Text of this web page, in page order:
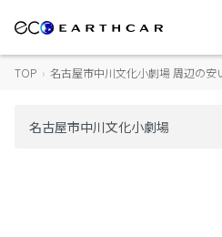
TOP › 名古屋市中川文化小劇場 周辺の安